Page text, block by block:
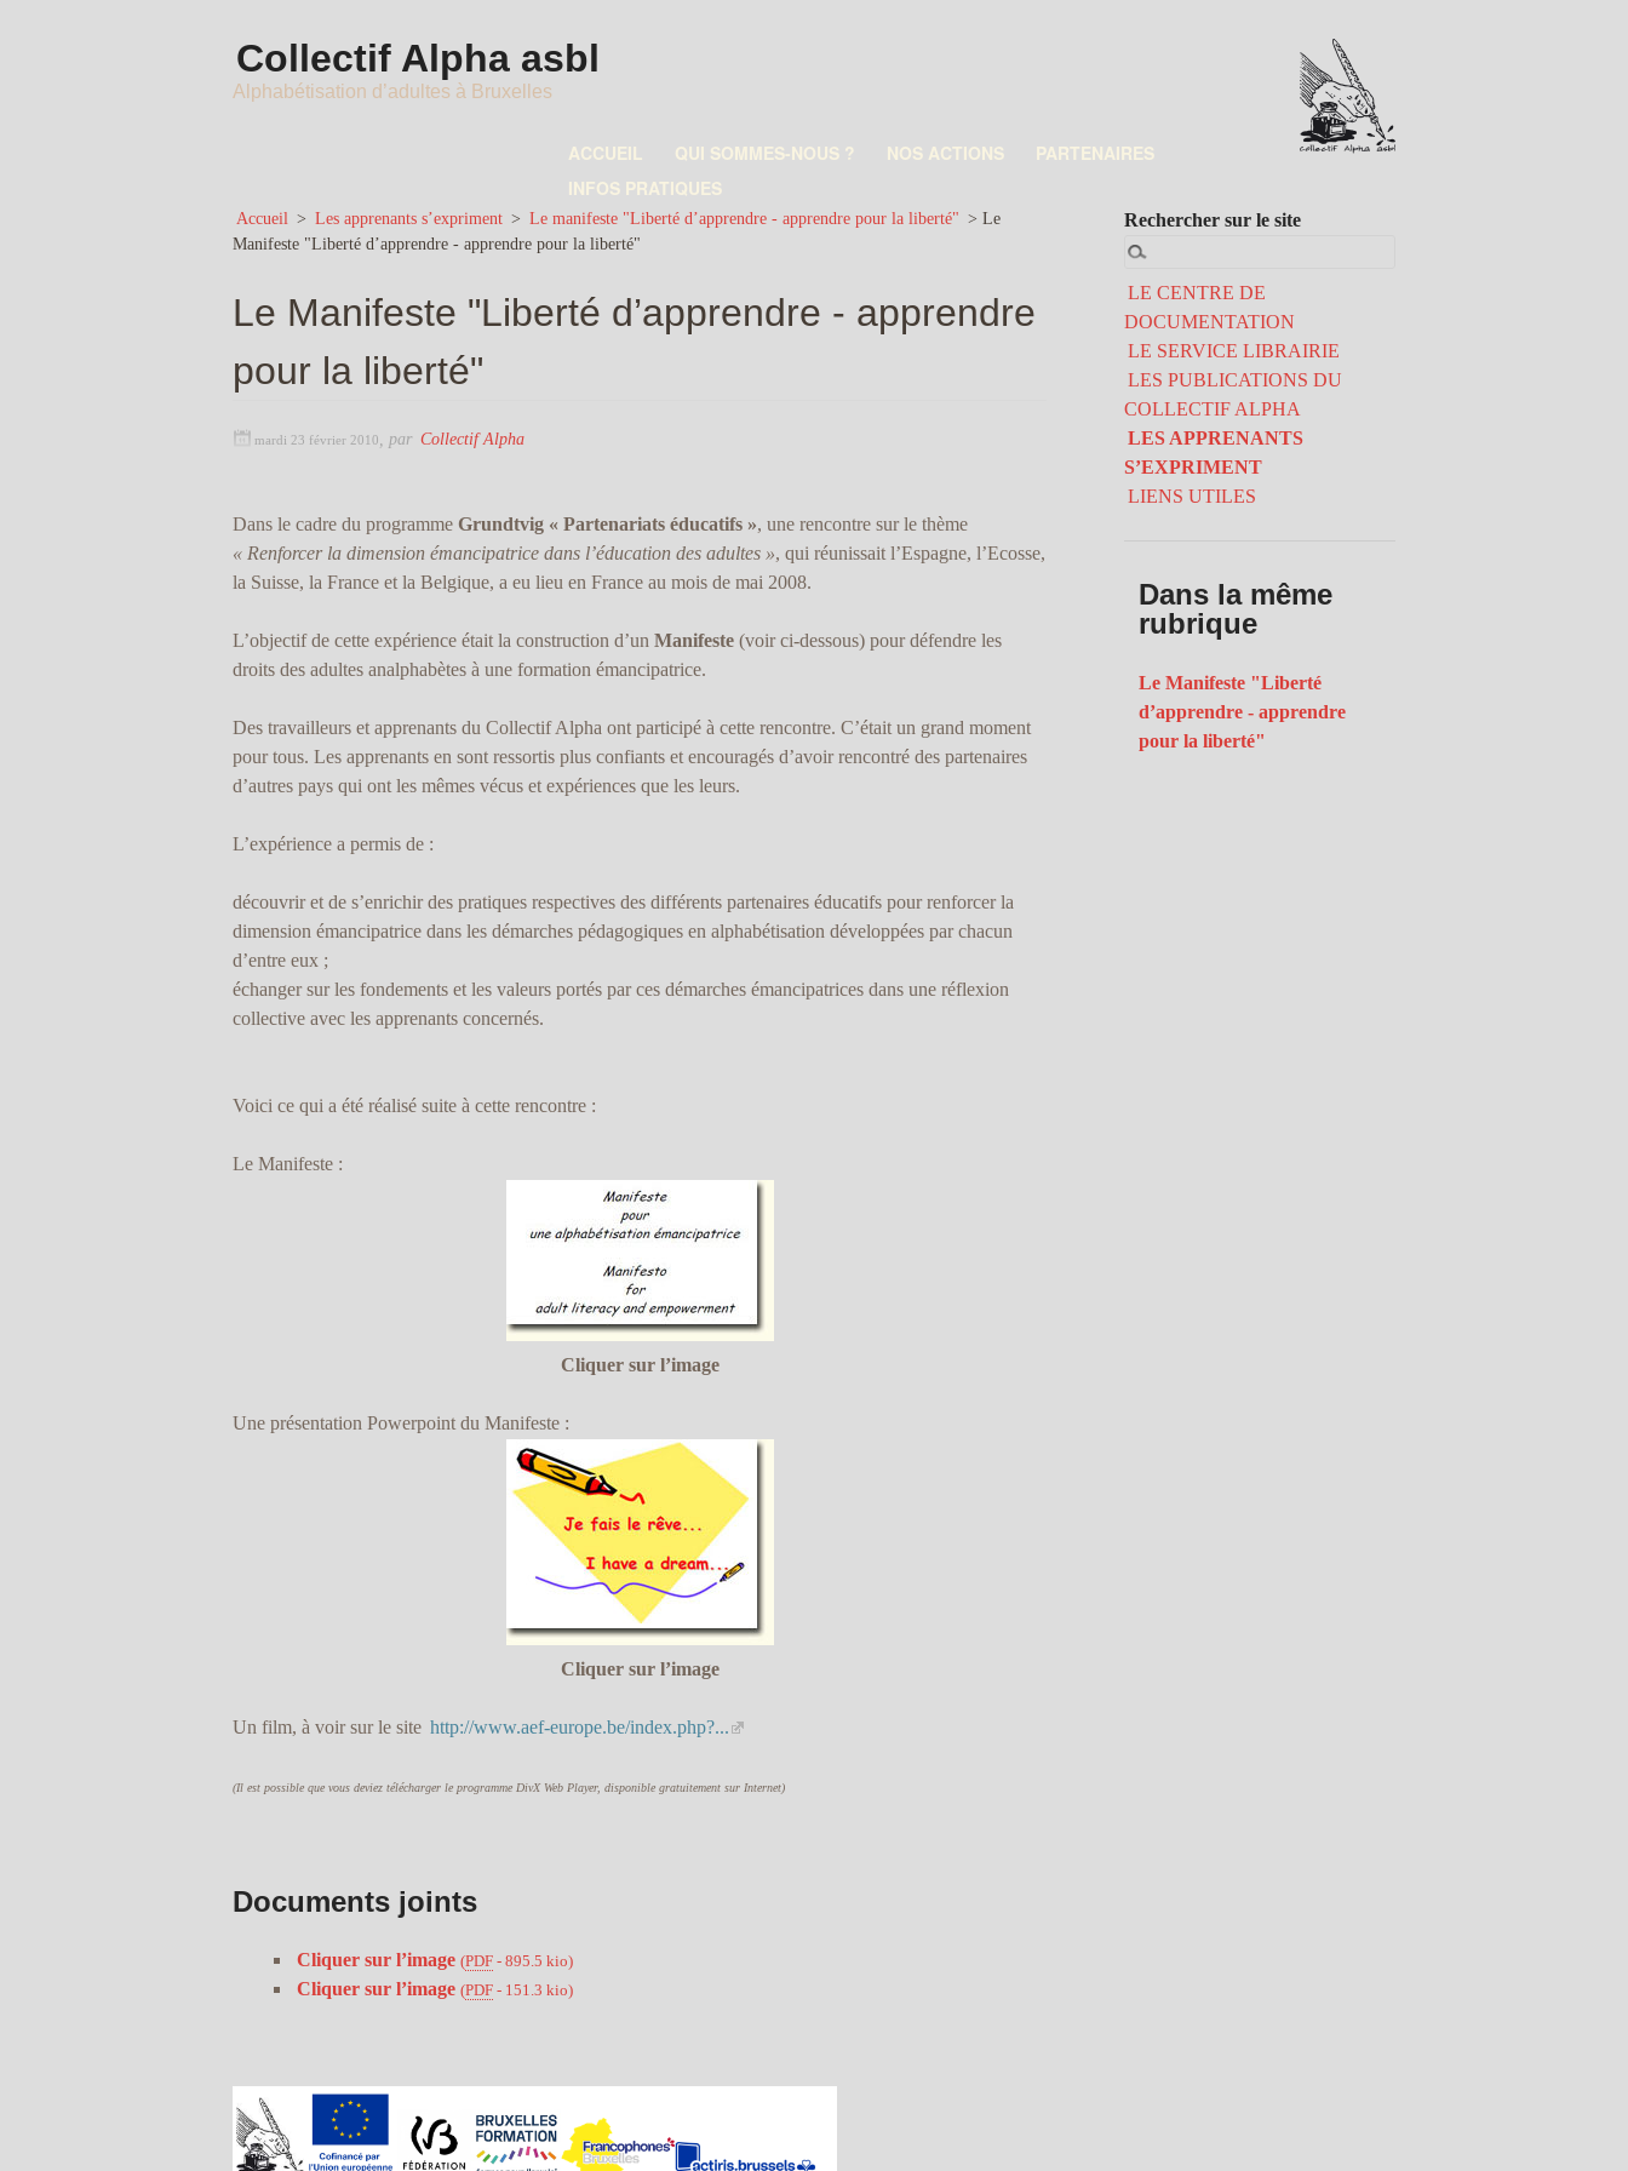
Collectif Alpha asbl
Alphabétisation d’adultes à Bruxelles
ACCUEIL QUI SOMMES-NOUS ? NOS ACTIONS
PARTENAIRES
INFOS PRATIQUES
Accueil > Les apprenants s’expriment > Le manifeste "Liberté d’apprendre - apprendre pour la liberté" > Le
Manifeste "Liberté d’apprendre - apprendre pour la liberté"
Le Manifeste "Liberté d’apprendre - apprendre
pour la liberté"
mardi 23 février 2010 par Collectif Alpha
Dans le cadre du programme Grundtvig « Partenariats éducatifs », une rencontre sur le thème
« Renforcer la dimension émancipatrice dans l’éducation des adultes », qui réunissait l’Espagne, l’Ecosse,
la Suisse, la France et la Belgique, a eu lieu en France au mois de mai 2008.
L’objectif de cette expérience était la construction d’un Manifeste (voir ci-dessous) pour défendre les
droits des adultes analphabètes à une formation émancipatrice.
Des travailleurs et apprenants du Collectif Alpha ont participé à cette rencontre. C’était un grand moment
pour tous. Les apprenants en sont ressortis plus confiants et encouragés d’avoir rencontré des partenaires
d’autres pays qui ont les mêmes vécus et expériences que les leurs.
L’expérience a permis de :
découvrir et de s’enrichir des pratiques respectives des différents partenaires éducatifs pour renforcer la
dimension émancipatrice dans les démarches pédagogiques en alphabétisation développées par chacun
d’entre eux ;
échanger sur les fondements et les valeurs portés par ces démarches émancipatrices dans une réflexion
collective avec les apprenants concernés.
Voici ce qui a été réalisé suite à cette rencontre :
Le Manifeste :
Cliquer sur l’image
Une présentation Powerpoint du Manifeste :
Cliquer sur l’image
Un film, à voir sur le site http://www.aef-europe.be/index.php?...
(Il est possible que vous deviez télécharger le programme DivX Web Player, disponible gratuitement sur Internet)
Documents joints
Cliquer sur l’image (PDF - 895.5 kio)
Cliquer sur l’image (PDF - 151.3 kio)
LE CENTRE DE
DOCUMENTATION
LE SERVICE LIBRAIRIE
LES PUBLICATIONS DU
COLLECTIF ALPHA
LES APPRENANTS
S’EXPRIMENT
LIENS UTILES
Rechercher sur le site
Dans la même
rubrique
Le Manifeste "Liberté
d’apprendre - apprendre
pour la liberté"